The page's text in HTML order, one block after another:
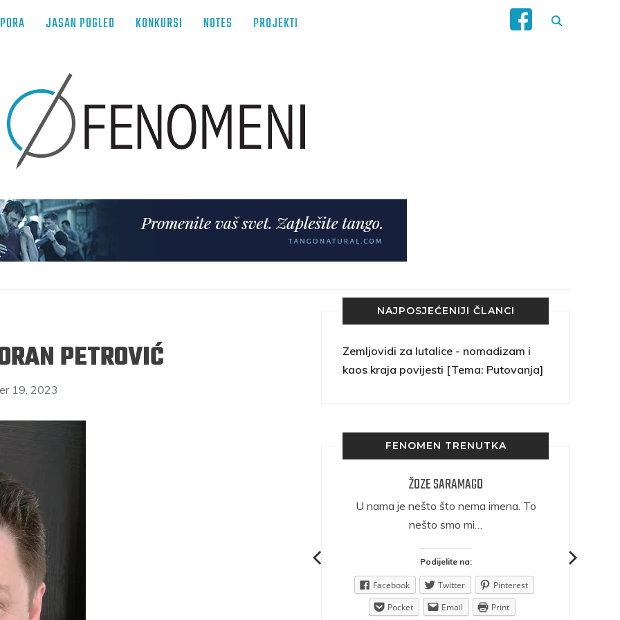
JASAN POGLED KONKURSI NOTES PROJEKTI
PETROVIĆ
19, 2023
NAJPOSJEĆENIJI ČLANCI
Zemljovidi za lutalice - nomadizam i
kaos kraja povijesti [Tema: Putovanja]
FENOMEN TRENUTKA
ŽOZE SARAMAGO
U nama je nešto što nema imena. To
nešto smo mi…
Podijelite na:
Facebook Twitter
Pinterest
Pocket
Email Print
JESENJIN
na življenje pod
navikli smo da užižemo
ikonama, ali ne i pred
čovjekom.
Podijelite na: